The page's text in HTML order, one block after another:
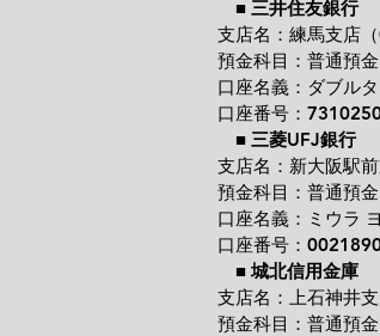
■ 三井住友銀行
支店名：練馬支店（
預金科目
口座名義：ダブル
口座番号：
■ 三菱
支店名：新大阪駅
預金科目：
口座名義：ミ
口座番号
■ 城北信用金庫
支店名：上石神井支
預金科目：普通預金